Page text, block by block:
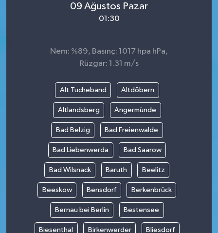
09 Ağustos Pazar
01:30
Nem: %89, Basınç: 1017 hpa hPa,
Rüzgar: 1.31 m/s
Alt Tucheband Altdöbern
Altlandsberg Angermünde
Bad Belzig Bad Freienwalde
Bad Liebenwerda Bad Saarow
Bad Wilsnack Baruth Beelitz
Beeskow Bensdorf Berkenbrück
Bernau bei Berlin Bestensee
Biesenthal Birkenwerder Bliesdorf